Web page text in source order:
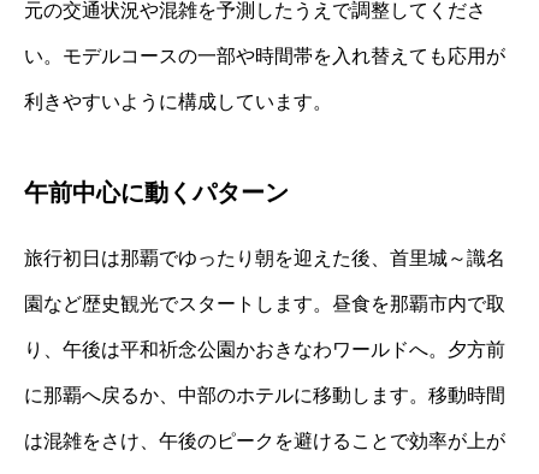
元の交通状況や混雑を予測したうえで調整してくださ
い。モデルコースの一部や時間帯を入れ替えても応用が
利きやすいように構成しています。
午前中心に動くパターン
旅行初日は那覇でゆったり朝を迎えた後、首里城～識名
園など歴史観光でスタートします。昼食を那覇市内で取
り、午後は平和祈念公園かおきなわワールドへ。夕方前
に那覇へ戻るか、中部のホテルに移動します。移動時間
は混雑をさけ、午後のピークを避けることで効率が上が